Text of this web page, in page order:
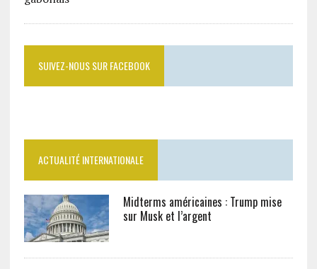
SUIVEZ-NOUS SUR FACEBOOK
ACTUALITÉ INTERNATIONALE
Midterms américaines : Trump mise
sur Musk et l’argent